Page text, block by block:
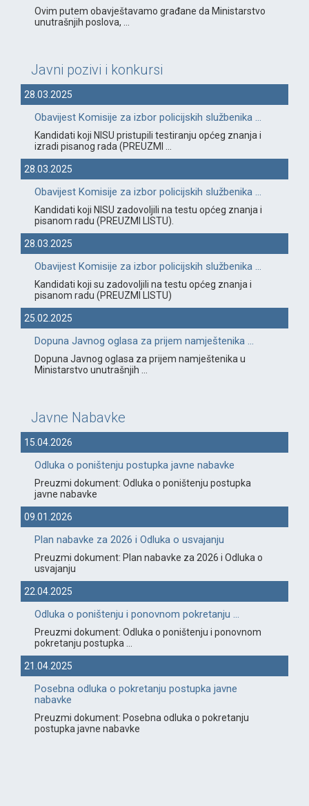
Ovim putem obavještavamo građane da Ministarstvo
unutrašnjih poslova, ...
Javni pozivi i konkursi
28.03.2025
Obavijest Komisije za izbor policijskih službenika ...
Kandidati koji NISU pristupili testiranju općeg znanja i
izradi pisanog rada (PREUZMI ...
28.03.2025
Obavijest Komisije za izbor policijskih službenika ...
Kandidati koji NISU zadovoljili na testu općeg znanja i
pisanom radu (PREUZMI LISTU).
28.03.2025
Obavijest Komisije za izbor policijskih službenika ...
Kandidati koji su zadovoljili na testu općeg znanja i
pisanom radu (PREUZMI LISTU)
25.02.2025
Dopuna Javnog oglasa za prijem namještenika ...
Dopuna Javnog oglasa za prijem namještenika u
Ministarstvo unutrašnjih ...
Javne Nabavke
15.04.2026
Odluka o poništenju postupka javne nabavke
Preuzmi dokument: Odluka o poništenju postupka
javne nabavke
09.01.2026
Plan nabavke za 2026 i Odluka o usvajanju
Preuzmi dokument: Plan nabavke za 2026 i Odluka o
usvajanju
22.04.2025
Odluka o poništenju i ponovnom pokretanju ...
Preuzmi dokument: Odluka o poništenju i ponovnom
pokretanju postupka ...
21.04.2025
Posebna odluka o pokretanju postupka javne
nabavke
Preuzmi dokument: Posebna odluka o pokretanju
postupka javne nabavke